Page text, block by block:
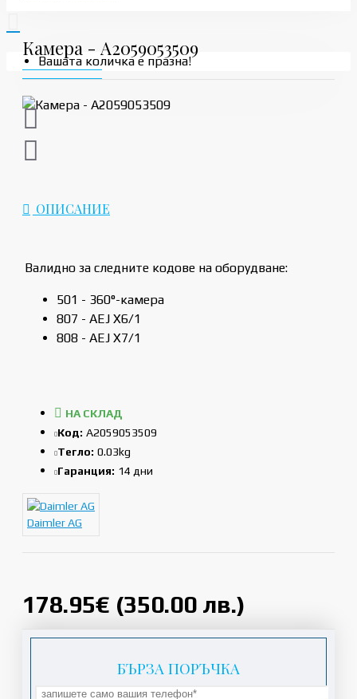
Вашата количка е празна!
Камера - A2059053509
ОПИСАНИЕ
Валидно за следните кодове на оборудване:
501 - 360°-камера
807 - AEJ X6/1
808 - AEJ X7/1
178.95€ (350.00 лв.)
НА СКЛАД
Код: A2059053509
Тегло: 0.03kg
Гаранция: 14 дни
Daimler AG
БЪРЗА ПОРЪЧКА